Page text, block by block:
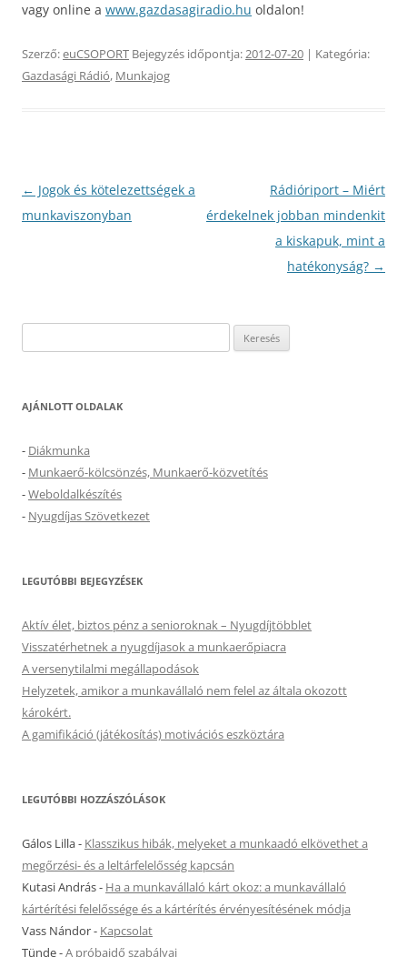
vagy online a www.gazdasagiradio.hu oldalon!
Szerző:euCSOPORT Bejegyzés időpontja:2012-07-20 | Kategória:
Gazdasági Rádió, Munkajog
Bejegyzés
navigáció
← Jogok és kötelezettségek a
munkaviszonyban
Rádióriport – Miért
érdekelnek jobban mindenkit
a kiskapuk, mint a
hatékonyság? →
AJÁNLOTT OLDALAK
- Diákmunka
- Munkaerő-kölcsönzés, Munkaerő-közvetítés
-Weboldalkészítés
- Nyugdíjas Szövetkezet
LEGUTÓBBI BEJEGYZÉSEK
Aktív élet, biztos pénz a senioroknak – Nyugdíjtöbblet
Visszatérhetnek a nyugdíjasok a munkaerőpiacra
A versenytilalmi megállapodások
Helyzetek, amikor a munkavállaló nem felel az általa okozott
károkért.
A gamifikáció (játékosítás) motivációs eszköztára
LEGUTÓBBI HOZZÁSZÓLÁSOK
Gálos Lilla- Klasszikus hibák, melyeket a munkaadó elkövethet a
megőrzési- és a leltárfelelősség kapcsán
Kutasi András- Ha a munkavállaló kárt okoz: a munkavállaló
kártérítési felelőssége és a kártérítés érvényesítésének módja
Vass Nándor- Kapcsolat
Tünde-A próbaidő szabályai